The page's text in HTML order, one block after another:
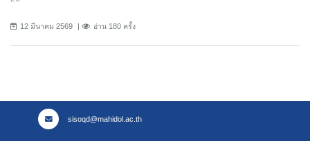
12 มีนาคม 2569 อ่าน 180 ครั้ง
sisoqd@mahidol.ac.th